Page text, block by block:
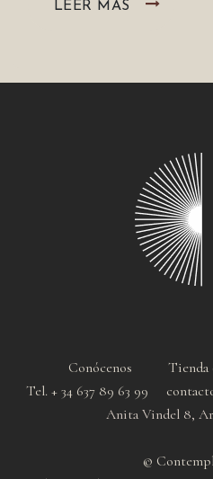
LEER MÁS
Conócenos Tienda
Tel. + 34 637 89 63 99
Anita Vindel 8,
©